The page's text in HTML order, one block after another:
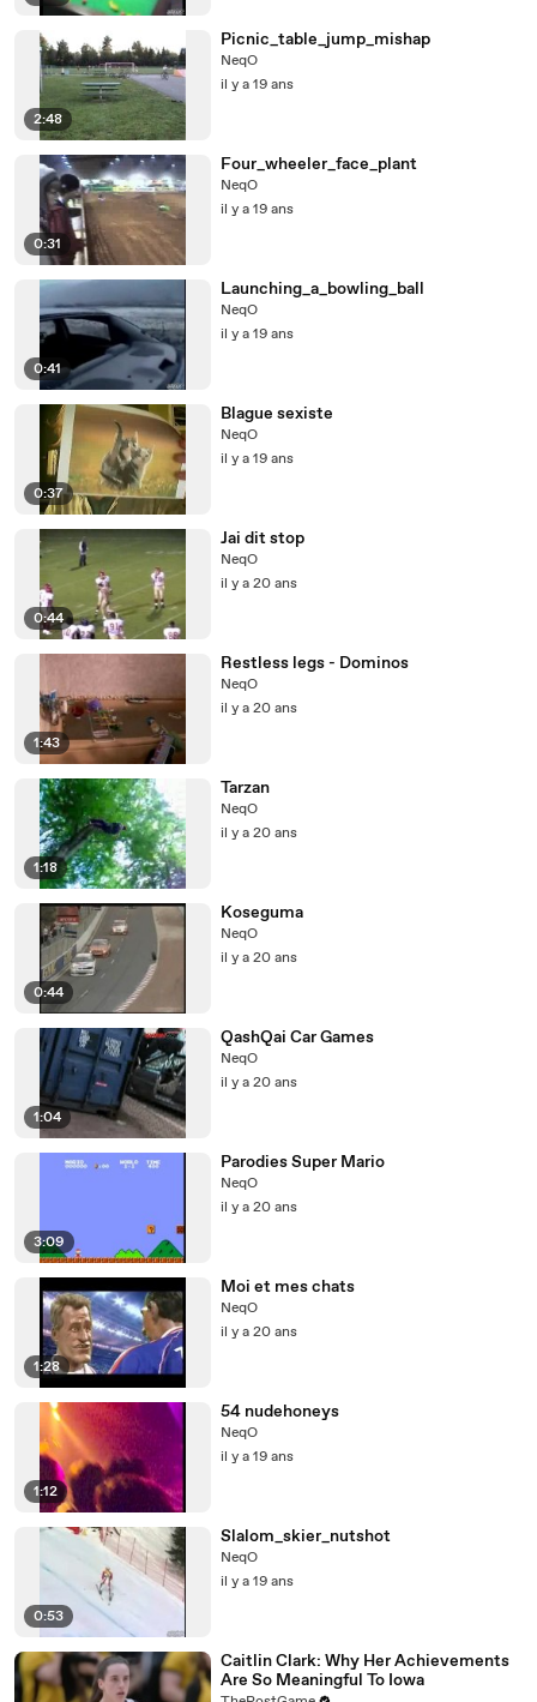
2:48
Picnic_table_jump_mishap
NeqO
il y a 19 ans
0:31
Four_wheeler_face_plant
NeqO
il y a 19 ans
0:41
Launching_a_bowling_ball
NeqO
il y a 19 ans
0:37
Blague sexiste
NeqO
il y a 19 ans
0:44
Jai dit stop
NeqO
il y a 20 ans
1:43
Restless legs - Dominos
NeqO
il y a 20 ans
1:18
Tarzan
NeqO
il y a 20 ans
0:44
Koseguma
NeqO
il y a 20 ans
1:04
QashQai Car Games
NeqO
il y a 20 ans
3:09
Parodies Super Mario
NeqO
il y a 20 ans
1:28
Moi et mes chats
NeqO
il y a 20 ans
1:12
54 nudehoneys
NeqO
il y a 19 ans
0:53
Slalom_skier_nutshot
NeqO
il y a 19 ans
Caitlin Clark: Why Her Achievements
Are So Meaningful To Iowa